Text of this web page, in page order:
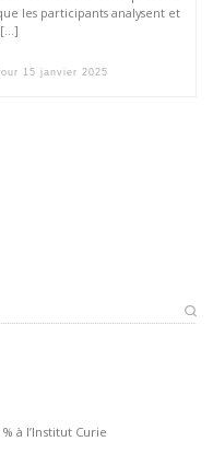
les participants analysent et
[…]
15 janvier 2025
à l’Institut Curie